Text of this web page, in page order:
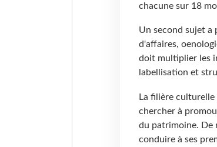
chacune sur 18
Un second sujet a
d'affaires,
doit multiplier les
labellisation et
La filière
chercher à
du patrimoine. De
conduire à ses